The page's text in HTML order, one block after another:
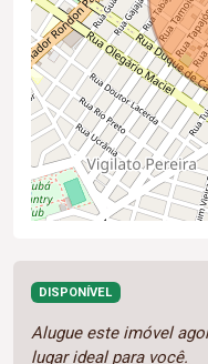
DISPONÍVEL
Alugue este imóvel
lugar ideal para você.